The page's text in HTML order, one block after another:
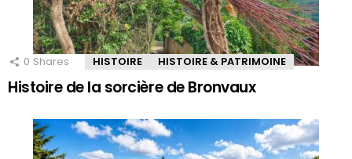
0 Shares HISTOIRE HISTOIRE & PATRIMOINE
Histoire de la sorcière de Bronvaux